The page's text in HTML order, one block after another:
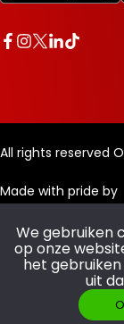
All rights reserved
Made with pride by
We gebruiken
op onze
het
uit